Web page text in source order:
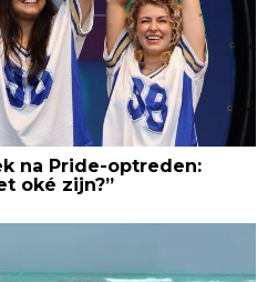
na Pride-optreden:
oké zijn?”